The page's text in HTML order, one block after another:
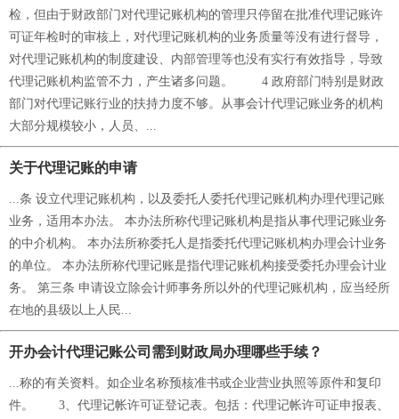
检，但由于财政部门对代理记账机构的管理只停留在批准代理记账许
可证年检时的审核上，对代理记账机构的业务质量等没有进行督导，
对代理记账机构的制度建设、内部管理等也没有实行有效指导，导致
代理记账机构监管不力，产生诸多问题。 4 政府部门特别是财政
部门对代理记账行业的扶持力度不够。从事会计代理记账业务的机构
大部分规模较小，人员、...
关于代理记账的申请
...条 设立代理记账机构，以及委托人委托代理记账机构办理代理记账
业务，适用本办法。 本办法所称代理记账机构是指从事代理记账业务
的中介机构。 本办法所称委托人是指委托代理记账机构办理会计业务
的单位。 本办法所称代理记账是指代理记账机构接受委托办理会计业
务。 第三条 申请设立除会计师事务所以外的代理记账机构，应当经所
在地的县级以上人民...
开办会计代理记账公司需到财政局办理哪些手续？
...称的有关资料。如企业名称预核准书或企业营业执照等原件和复印
件。 3、代理记帐许可证登记表。包括：代理记帐许可证申报表、